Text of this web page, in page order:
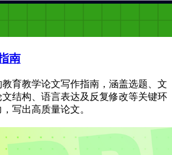
南
育教学论文写作指南，涵盖选题、文
结构、语言表达及反复修改等关键环
写出高质量论文。